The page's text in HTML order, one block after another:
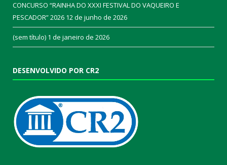
CONCURSO “RAINHA DO XXXI FESTIVAL DO VAQUEIRO E
PESCADOR” 2026 12 de junho de 2026
(sem título) 1 de janeiro de 2026
DESENVOLVIDO POR CR2